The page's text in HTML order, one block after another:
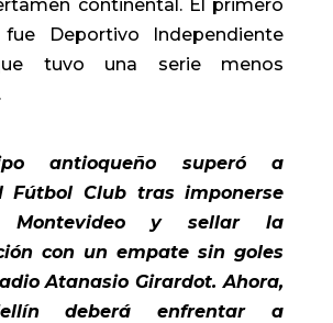
continental. El primero
Deportivo Independiente
tuvo una serie menos
antioqueño superó a
Fútbol Club tras imponerse
Montevideo y sellar la
con un empate sin goles
Atanasio Girardot. Ahora,
deberá enfrentar a